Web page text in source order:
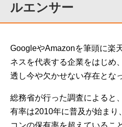
ルエンサー
GoogleやAmazonを筆頭に楽
ネスを代表する企業をはじめ
透し今や欠かせない存在とな
総務省が行った調査によると
有率は2010年に普及が始まり
コンの保有率を超えているこ